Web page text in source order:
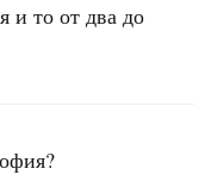
и то от два до